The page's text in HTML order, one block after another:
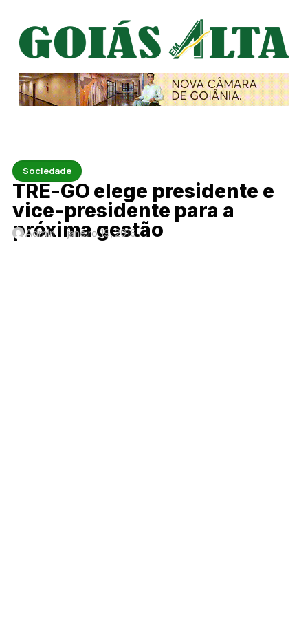
Sociedade
TRE-GO elege presidente e
vice-presidente para a
próxima gestão
Admin janeiro 19, 2016